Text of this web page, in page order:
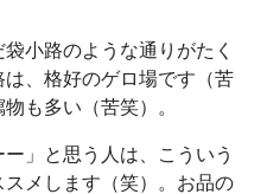
小路のような通りがたく
、格好のゲロ場です（苦
も多い（苦笑）。
」と思う人は、こういう
メします（笑）。お品の